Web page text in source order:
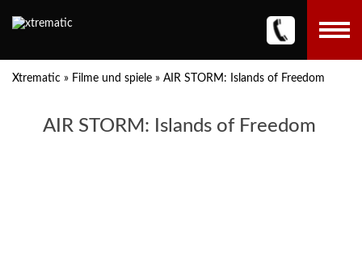
Xtrematic » Filme und spiele » AIR STORM: Islands of Freedom
AIR STORM: Islands of Freedom